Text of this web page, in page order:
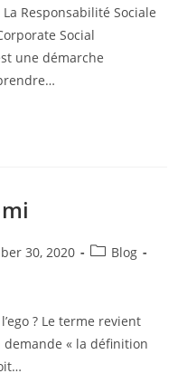
Responsabilité Sociale
Social
une démarche
30, 2020
Blog
? Le terme revient
« la définition